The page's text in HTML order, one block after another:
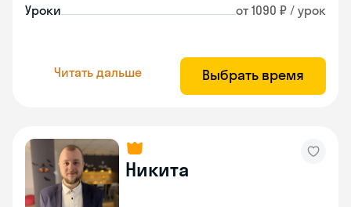
Уроки от 1090 ₽ / урок
Читать дальше Выбрать время
Никита